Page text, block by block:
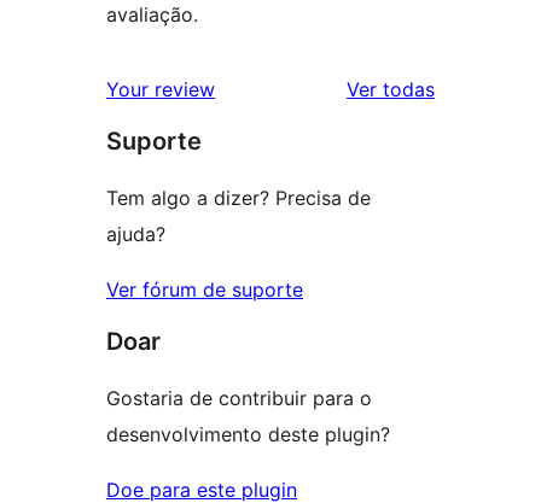
avaliação.
Your review Ver todasavaliações
Suporte
Tem algo a dizer? Precisa de
ajuda?
Ver fórum de suporte
Doar
Gostaria de contribuir para o
desenvolvimento deste plugin?
Doe para este plugin